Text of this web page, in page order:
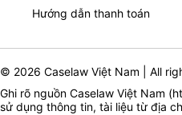
Hướng dẫn thanh toán
© 2026 Caselaw Việt Nam | All
Ghi rõ nguồn Caselaw Việt Nam (
sử dụng thông tin, tài liệu từ địa